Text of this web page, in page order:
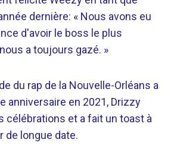
dernière: « Nous avons eu
d'avoir le boss le plus
a toujours gazé. »
du rap de la Nouvelle-Orléans a
anniversaire en 2021, Drizzy
célébrations et a fait un toast à
de longue date.